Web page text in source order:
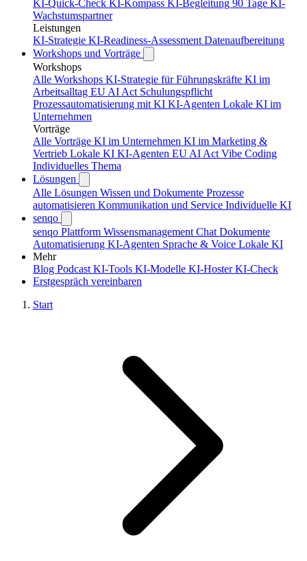
KI-Quick-Check KI-Kompass KI-Begleitung 90 Tage KI-
Wachstumspartner
Leistungen
KI-Strategie KI-Readiness-Assessment Datenaufbereitung
Workshops und Vorträge
Workshops
Alle Workshops KI-Strategie für Führungskräfte KI im
Arbeitsalltag EU AI Act Schulungspflicht
Prozessautomatisierung mit KI KI-Agenten Lokale KI im
Unternehmen
Vorträge
Alle Vorträge KI im Unternehmen KI im Marketing &
Vertrieb Lokale KI KI-Agenten EU AI Act Vibe Coding
Individuelles Thema
Lösungen
Alle Lösungen Wissen und Dokumente Prozesse
automatisieren Kommunikation und Service Individuelle KI
senqo
senqo Plattform Wissensmanagement Chat Dokumente
Automatisierung KI-Agenten Sprache & Voice Lokale KI
Mehr
Blog Podcast KI-Tools KI-Modelle KI-HosterKI-Check
Erstgespräch vereinbaren
Start